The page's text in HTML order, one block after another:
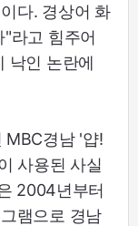
다. 경상어 화
라고 힘주어
낙인 논란에
MBC경남 '얍!
사용된 사실
2004년부터
램으로 경남